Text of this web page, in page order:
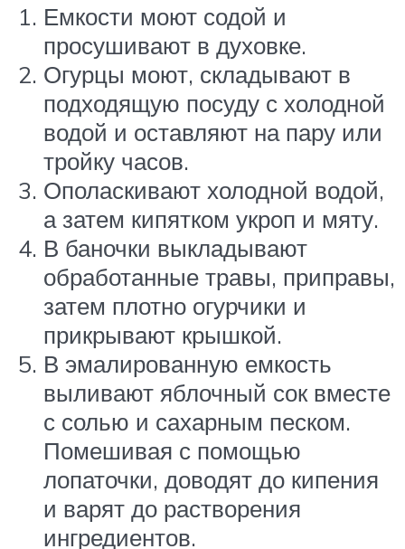
Емкости моют содой и
просушивают в духовке.
Огурцы моют, складывают в
подходящую посуду с холодной
водой и оставляют на пару или
тройку часов.
Ополаскивают холодной водой,
а затем кипятком укроп и мяту.
В баночки выкладывают
обработанные травы, приправы,
затем плотно огурчики и
прикрывают крышкой.
В эмалированную емкость
выливают яблочный сок вместе
с солью и сахарным песком.
Помешивая с помощью
лопаточки, доводят до кипения
и варят до растворения
ингредиентов.